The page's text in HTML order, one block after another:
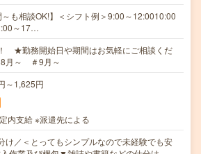
～も相談OK!】＜シフト例＞9:00～12:0010:00
～17…
★勤務開始日や期間はお気軽にご相談くだ
月～ ＃9月～
～1,625円
内支給 ※派遣先による
け／＜とってもシンプルなので未経験でも安